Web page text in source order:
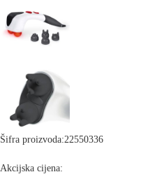
Šifra proizvoda:22550336
Akcijska cijena: